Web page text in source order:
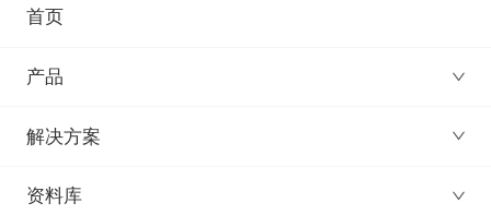
首页
产品
解决方案
资料库